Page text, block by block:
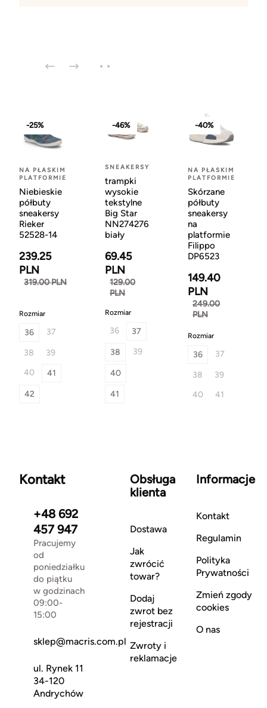
-25%
NA PŁASKIM
PLATFORMIE
Niebieskie
półbuty
sneakersy
Rieker
52528-14
239.25
PLN
319.00 PLN
Rozmiar
36 37
38
39
40
41
42
-46%
SNEAKERSY
trampki
wysokie
tekstylne
Big Star
NN274276
biały
69.45
PLN
129.00
PLN
Rozmiar
36 37
38 39
40
41
-40%
NA PŁASKIM
PLATFORMIE
Skórzane
półbuty
sneakersy
na
platformie
Filippo
DP6523
149.40
PLN
249.00
PLN
Rozmiar
36 37
38
39
40
41
Kontakt
+48 692
457 947
Pracujemy
od
poniedziałku
do piątku
w godzinach
09:00-
15:00
sklep@macris.com.pl
ul. Rynek 11
34-120
Andrychów
Obsługa
klienta
Dostawa
Jak
zwrócić
towar?
Dodaj
zwrot bez
rejestracji
Zwroty i
reklamacje
Informacje
Kontakt
Regulamin
Polityka
Prywatności
Zmień zgody
cookies
O nas